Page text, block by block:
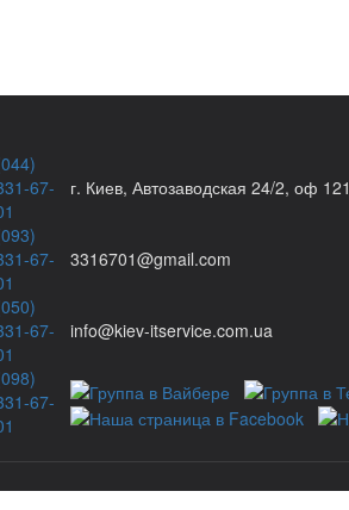
67-
г. Киев, Автозаводская 24/2, оф 121
67-
3316701@gmail.com
67-
info@kiev-itservicе.com.ua
67-